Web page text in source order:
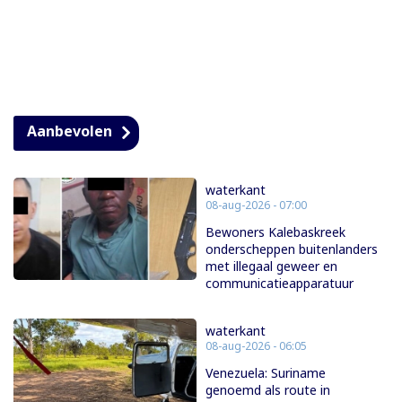
Aanbevolen
waterkant
08-aug-2026 - 07:00
Bewoners Kalebaskreek
onderscheppen buitenlanders
met illegaal geweer en
communicatieapparatuur
waterkant
08-aug-2026 - 06:05
Venezuela: Suriname
genoemd als route in